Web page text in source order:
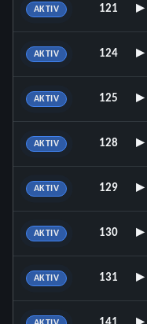
AKTIV 121 ▸
AKTIV 124 ▸
AKTIV 125 ▸
AKTIV 128 ▸
AKTIV 129 ▸
AKTIV 130 ▸
AKTIV 131 ▸